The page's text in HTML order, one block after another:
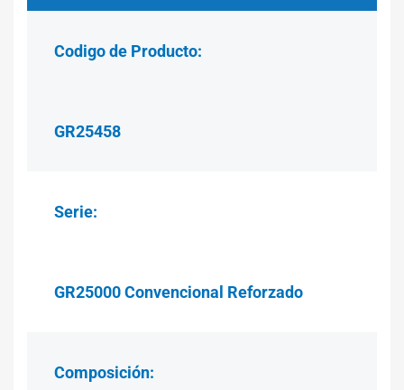
Codigo de Producto:
GR25458
Serie:
GR25000 Convencional Reforzado
Composición: